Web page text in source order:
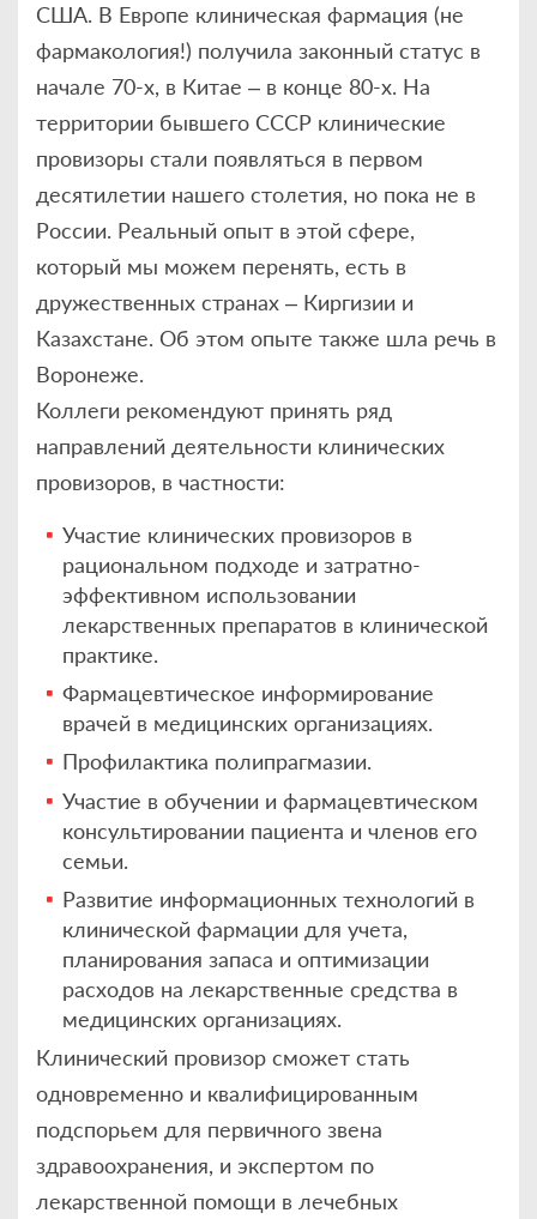
США. В Европе клиническая фармация (не
фармакология!) получила законный статус в
начале 70-х, в Китае – в конце 80-х. На
территории бывшего СССР клинические
провизоры стали появляться в первом
десятилетии нашего столетия, но пока не в
России. Реальный опыт в этой сфере,
который мы можем перенять, есть в
дружественных странах – Киргизии и
Казахстане. Об этом опыте также шла речь в
Воронеже.
Коллеги рекомендуют принять ряд
направлений деятельности клинических
провизоров, в частности:
Участие клинических провизоров в
рациональном подходе и затратно-
эффективном использовании
лекарственных препаратов в клинической
практике.
Фармацевтическое информирование
врачей в медицинских организациях.
Профилактика полипрагмазии.
Участие в обучении и фармацевтическом
консультировании пациента и членов его
семьи.
Развитие информационных технологий в
клинической фармации для учета,
планирования запаса и оптимизации
расходов на лекарственные средства в
медицинских организациях.
Клинический провизор сможет стать
одновременно и квалифицированным
подспорьем для первичного звена
здравоохранения, и экспертом по
лекарственной помощи в лечебных